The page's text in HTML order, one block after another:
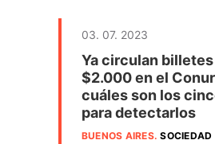
03. 07. 2023
Ya circulan
$2.000 en el
cuáles son los
para detectarlos
BUENOS AIRES.SOCIEDAD